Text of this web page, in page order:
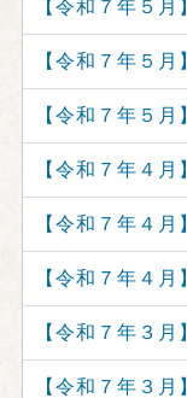
【令和７年５
【令和７年５
【令和７年５
【令和７年４
【令和７年４
【令和７年４
【令和７年３
【令和７年３